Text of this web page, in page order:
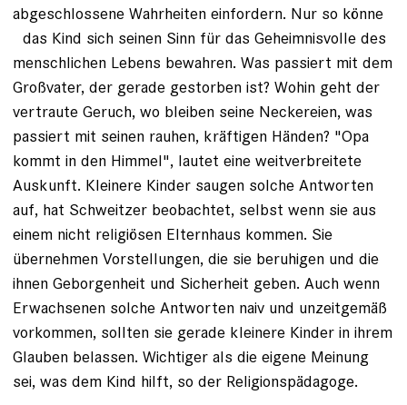
abgeschlossene Wahrheiten einfordern. Nur so könne
das Kind sich seinen Sinn für das Geheimnisvolle des
menschlichen Lebens bewahren. Was passiert mit dem
Großvater, der gerade gestorben ist? Wohin geht der
vertraute Geruch, wo bleiben ­seine Neckereien, was
passiert mit ­seinen rauhen, kräftigen Händen? "Opa
kommt in den Himmel", lautet eine weitverbreitete
Auskunft. ­Kleinere Kinder saugen solche Antworten
auf, hat Schweitzer beobachtet, selbst wenn sie aus
einem nicht religiösen Elternhaus kommen. Sie
übernehmen Vorstellungen, die sie beruhigen und die
ihnen Geborgenheit und Sicherheit geben. Auch wenn
Erwachsenen solche Antworten naiv und unzeitgemäß
vorkommen, sollten sie gerade kleinere Kinder in ihrem
Glauben ­belassen. Wichtiger als die eigene Meinung
sei, was dem Kind hilft, so der Religionspädagoge.